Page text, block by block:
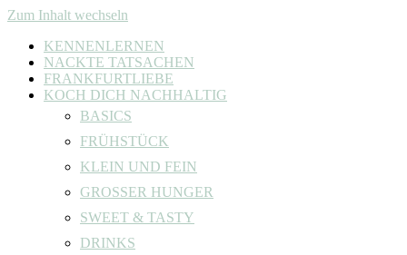
Zum Inhalt wechseln
KENNENLERNEN
NACKTE TATSACHEN
FRANKFURTLIEBE
KOCH DICH NACHHALTIG
BASICS
FRÜHSTÜCK
KLEIN UND FEIN
GROSSER HUNGER
SWEET & TASTY
DRINKS